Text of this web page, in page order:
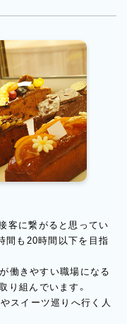
et NORI グランドオー
チーズケーキ」
パン パンパンパンパ
et NORIが紹介されま
にてPâtisserie NOLI
ばれました。
当店をご紹介いただきま
客に繋がると思ってい
間も20時間以下を目指
働きやすい職場になる
り組んでいます。
スイーツ巡りへ行く人